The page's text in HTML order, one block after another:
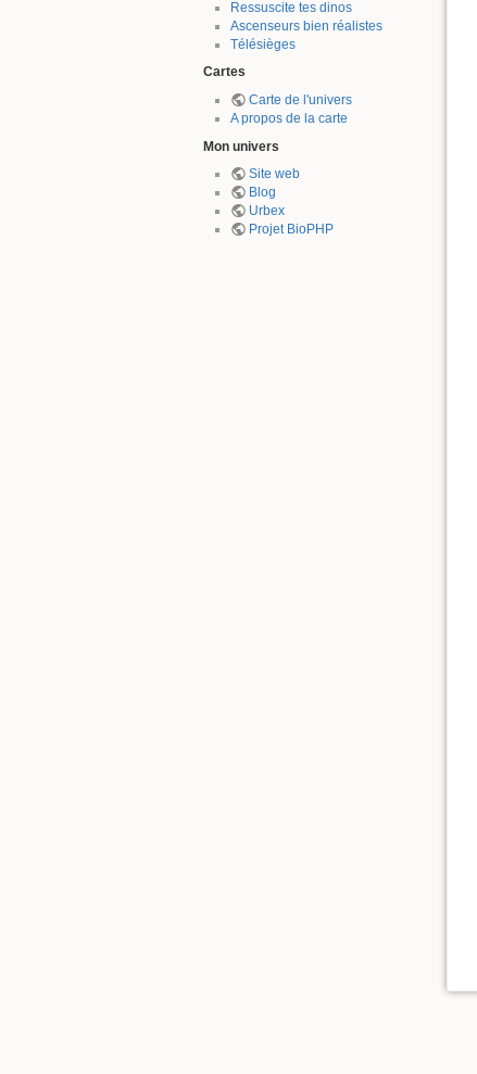
Ressuscite tes dinos
Ascenseurs bien réalistes
Télésièges
Cartes
Carte de l'univers
A propos de la carte
Mon univers
Site web
Blog
Urbex
Projet BioPHP